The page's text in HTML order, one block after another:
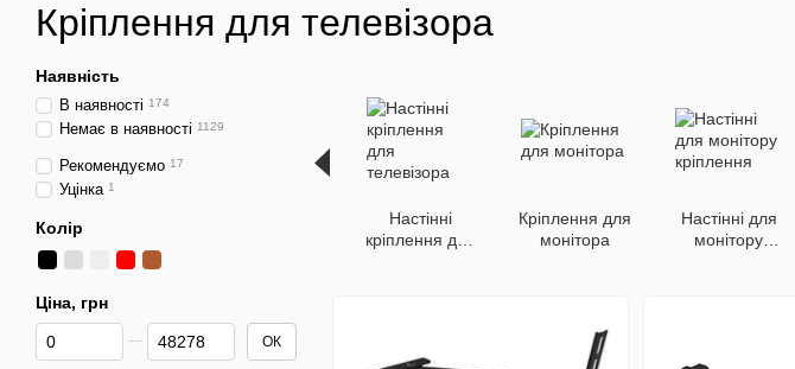
Кріплення для телевізора
Настінні
кріплення для
Кріплення для
монітора
Настінні для
монітору
Наявність
В наявності 174
Немає в наявності 1129
Рекомендуємо 17
Уцінка 1
Колір
Ціна, грн
Від Ціна, грн
До Ціна, грн ОК